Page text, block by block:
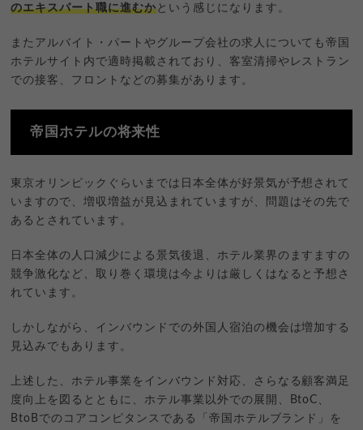
のエキスパート職に進むかという感じになります。
またアルバイト・パートやグループ会社の求人についても帝国
ホテルサイト内で適時掲載されており、客室清掃やレストラン
での接客、フロントなどの募集があります。
帝国ホテルの将来性
東京オリンピックぐらいまでは日本全体が好景気が予想されて
いますので、増収増益が見込まれていますが、問題はその先で
あるとされています。
日本全体の人口減少による景気後退、ホテル業界のますますの
競争激化など、取り巻く環境は今よりは厳しくはなると予想さ
れています。
しかしながら、インバウンドでの外国人宿泊の機会は増加する
見込みでもあります。
上述した、ホテル事業をインバウンド対応、さらなる顧客満足
度向上を図るとともに、ホテル事業以外での展開、BtoC、
BtoBでのコアコンピタンスである「帝国ホテルブランド」を